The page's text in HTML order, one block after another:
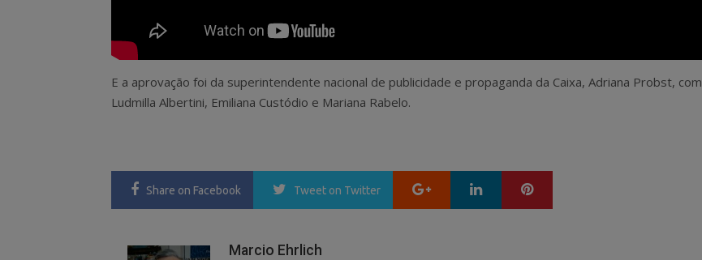
E a aprovação foi da superintendente nacional de publicidade e propaganda da Caixa, Adriana Probst, com
Ludmilla Albertini, Emiliana Custódio e Mariana Rabelo.
Share on Facebook Tweet on Twitter Google+ LinkedIn
Marcio Ehrlich